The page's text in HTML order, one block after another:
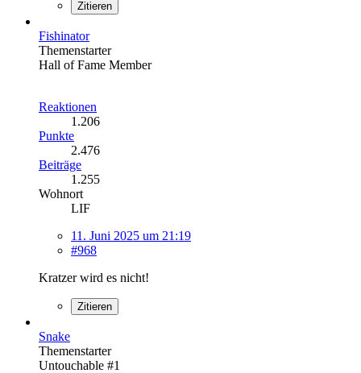
Zitieren
Fishinator
Themenstarter
Hall of Fame Member
Reaktionen
1.206
Punkte
2.476
Beiträge
1.255
Wohnort
LIF
11. Juni 2025 um 21:19
#968
Kratzer wird es nicht!
Zitieren
Snake
Themenstarter
Untouchable #1